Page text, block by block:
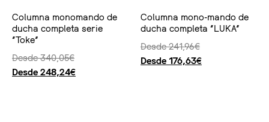
Columna monomando de
ducha completa serie
“Toke”
Desde340,05€
Desde 248,24€
Columna mono-mando de
ducha completa “LUKA”
Desde241,96€
Desde 176,63€